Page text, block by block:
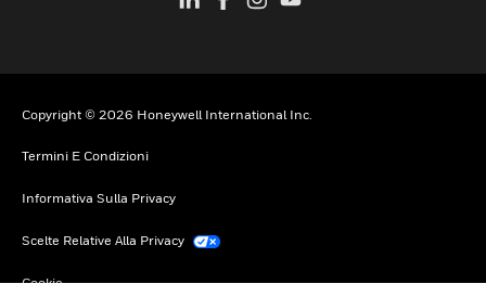
Copyright © 2026 Honeywell International Inc.
Termini E Condizioni
Informativa Sulla Privacy
Scelte Relative Alla Privacy